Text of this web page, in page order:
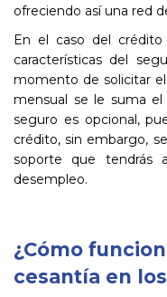
ofreciendo así una red
En el caso del
características del
momento de solicitar
mensual se le suma
seguro es opcional,
crédito, sin embargo,
soporte que tendrás
desempleo.
¿Cómo
cesantía en